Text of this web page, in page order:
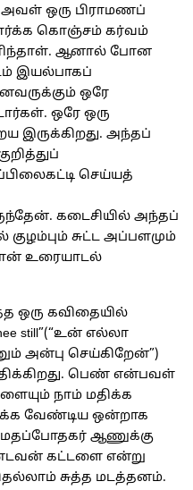
ஒரு பிராமணப்
கொஞ்சம் கர்வம்
ஆனால் போன
இயல்பாகப்
ஒரே
ஒரே ஒரு
இருக்கிறது. அந்தப்
செய்யத்
கடைசியில் அந்தப்
சுட்ட அப்பளமும்
உரையாடல்
ஒரு கவிதையில்
thee still”(“உன் எல்லா
அன்பு செய்கிறேன்”)
பெண் என்பவள்
நாம் மதிக்க
வேண்டிய ஒன்றாக
மதப்போதகர் ஆணுக்கு
கட்டளை என்று
சுத்த மடத்தனம்.